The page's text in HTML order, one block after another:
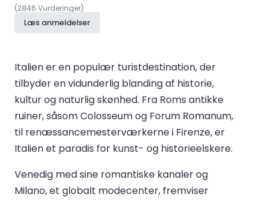
(2846 Vurderinger)
Læs anmeldelser
Italien er en populær turistdestination, der
tilbyder en vidunderlig blanding af historie,
kultur og naturlig skønhed. Fra Roms antikke
ruiner, såsom Colosseum og Forum Romanum,
til renæssancemesterværkerne i Firenze, er
Italien et paradis for kunst- og historieelskere.
Venedig med sine romantiske kanaler og
Milano, et globalt modecenter, fremviser